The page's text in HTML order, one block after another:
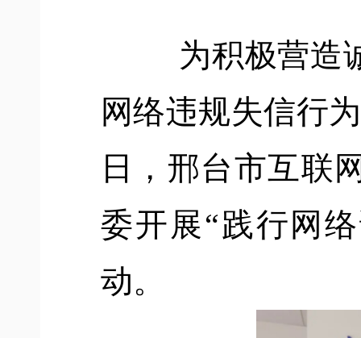
为积极营造
网络违规失信行
日，邢台市互联
委开展“践行网
动。